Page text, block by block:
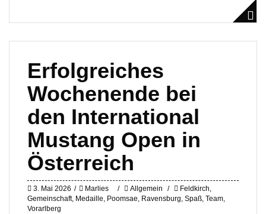
Erfolgreiches
Wochenende bei
den International
Mustang Open in
Österreich
3. Mai 2026 Marlies Allgemein Feldkirch,
Gemeinschaft, Medaille, Poomsae, Ravensburg, Spaß, Team,
Vorarlberg